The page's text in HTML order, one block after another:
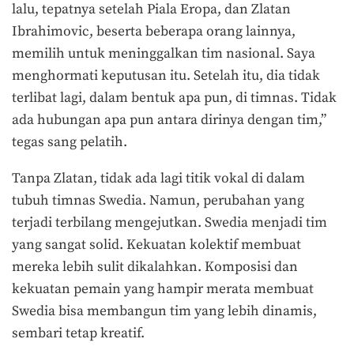
lalu, tepatnya setelah Piala Eropa, dan Zlatan
Ibrahimovic, beserta beberapa orang lainnya,
memilih untuk meninggalkan tim nasional. Saya
menghormati keputusan itu. Setelah itu, dia tidak
terlibat lagi, dalam bentuk apa pun, di timnas. Tidak
ada hubungan apa pun antara dirinya dengan tim,”
tegas sang pelatih.
Tanpa Zlatan, tidak ada lagi titik vokal di dalam
tubuh timnas Swedia. Namun, perubahan yang
terjadi terbilang mengejutkan. Swedia menjadi tim
yang sangat solid. Kekuatan kolektif membuat
mereka lebih sulit dikalahkan. Komposisi dan
kekuatan pemain yang hampir merata membuat
Swedia bisa membangun tim yang lebih dinamis,
sembari tetap kreatif.